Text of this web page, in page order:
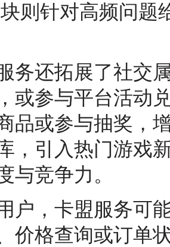
则针对高频问题
务还拓展了社交
或参与平台活动
品或参与抽奖，
，引入热门游戏
与竞争力。
户，卡盟服务可
价格查询或订单